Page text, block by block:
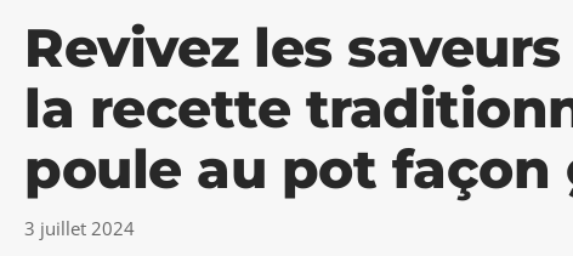
Revivez les
la recette
poule au pot façon
3 juillet 2024